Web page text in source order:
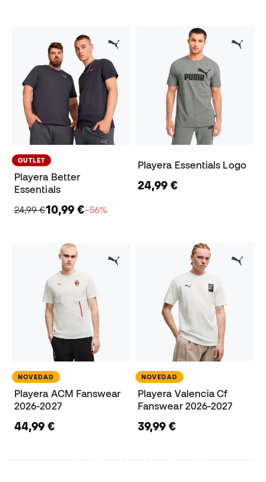
OUTLET
Playera Better
Essentials
24,99 €10,99 €−56%
Playera Essentials Logo
24,99 €
NOVEDAD
Playera ACM Fanswear
2026-2027
44,99 €
NOVEDAD
Playera Valencia Cf
Fanswear 2026-2027
39,99 €